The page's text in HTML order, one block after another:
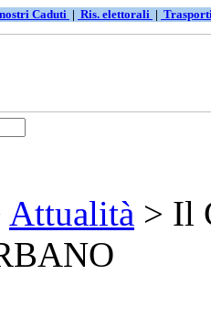
Caduti | Ris. elettorali |
Attualità > Il